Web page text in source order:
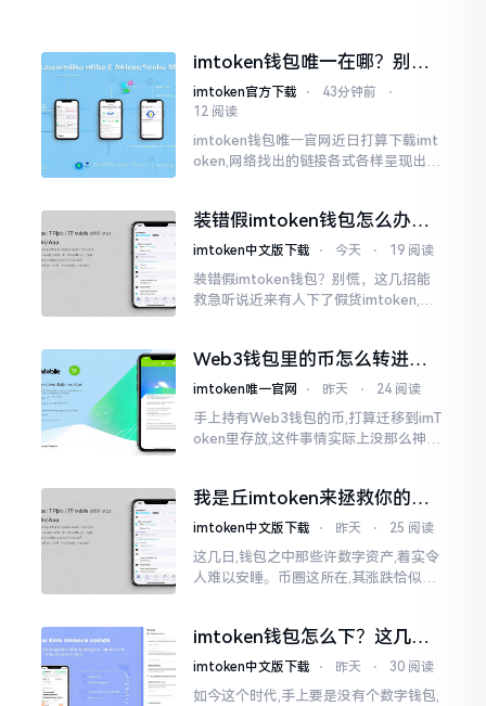
imtoken钱包唯一在哪？别乱
点，小心假网站
imtoken官方下载 ⋅ 43分钟前
⋅
12 阅读
imtoken钱包唯一官网近日打算下载imt
oken,网络找出的链接各式各样呈现出乱
直忐忑不安。我折腾了好些日子
装错假imtoken钱包怎么办？
别慌，快卸载，这几招能救急
imtoken中文版下载 ⋅ 今天 ⋅ 19 阅读
装错假imtoken钱包？别慌，这几招能
救急听说近来有人下了假货imtoken,心
是陷阱。
Web3钱包里的币怎么转进
imToken？别慌，三步搞定
imtoken唯一官网 ⋅ 昨天 ⋅ 24 阅读
手上持有Web3钱包的币,打算迁移到imT
oken里存放,这件事情实际上没那么神秘
我是丘imtoken来拯救你的钱
包
imtoken中文版下载 ⋅ 昨天 ⋅ 25 阅读
这几日,钱包之中那些许数字资产,着实令
人难以安睡。币圈这所在,其涨跌恰似翻
堆币
imtoken钱包怎么下？这几种
靠谱路子别走歪
imtoken中文版下载 ⋅ 昨天 ⋅ 30 阅读
如今这个时代,手上要是没有个数字钱包,